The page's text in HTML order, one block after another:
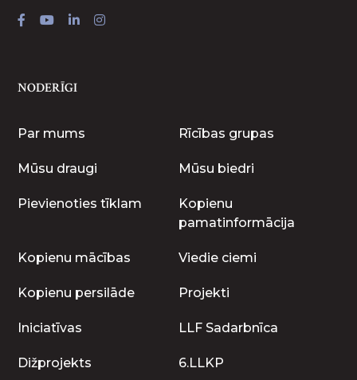
NODERĪGI
Par mums Rīcības grupas
Mūsu draugi Mūsu biedri
Pievienoties tīklam
Kopienu
pamatinformācija
Kopienu mācības Viedie ciemi
Kopienu persilāde Projekti
Iniciatīvas LLF Sadarbnīca
Dižprojekts 6.LLKP